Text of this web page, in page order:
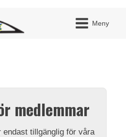
Meny
medlemmar
endast tillgänglig för våra